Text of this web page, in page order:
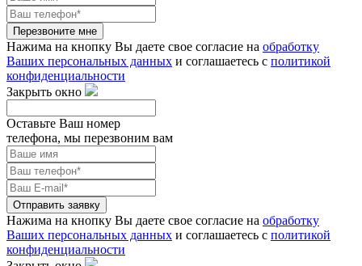
Перезвоните мне
Нажима на кнопку Вы даете свое согласие на обработку
Ваших персональных данных и соглашаетесь с политикой
конфиденциальности
Закрыть окно
Оставьте Ваш номер
телефона, мы перезвоним вам
Отправить заявку
Нажима на кнопку Вы даете свое согласие на обработку
Ваших персональных данных и соглашаетесь с политикой
конфиденциальности